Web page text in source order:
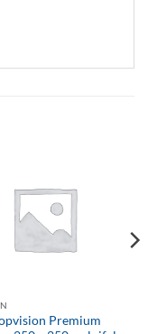
Premium